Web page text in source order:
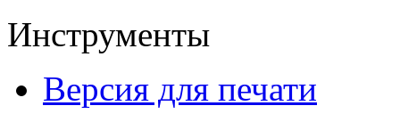
Инструменты
Версия для печати